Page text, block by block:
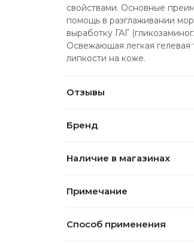
свойствами. Основные
помощь в разглаживании
выработку ГАГ
Освежающая легкая гелевая
липкости на коже.
Отзывы
Бренд
Наличие в магазинах
Примечание
Способ применения